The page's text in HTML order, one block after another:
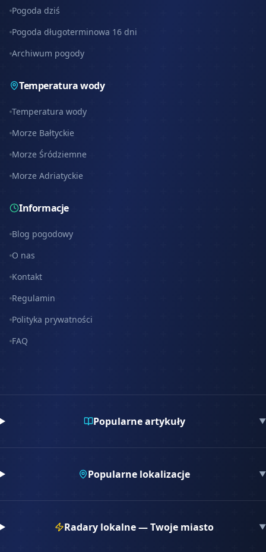
Pogoda dziś
Pogoda długoterminowa 16 dni
Archiwum pogody
Temperatura wody
Temperatura wody
Morze Bałtyckie
Morze Śródziemne
Morze Adriatyckie
Informacje
Blog pogodowy
O nas
Kontakt
Regulamin
Polityka prywatności
FAQ
Popularne artykuły ▼
Popularne lokalizacje ▼
Radary lokalne — Twoje miasto ▼